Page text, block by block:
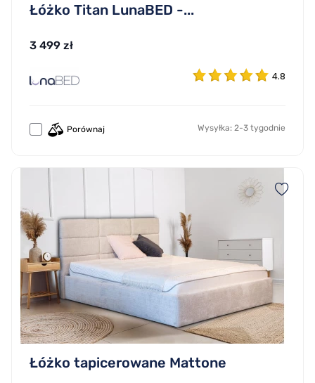
Łóżko Titan LunaBED -...
3 499 zł
4.8
Porównaj Wysyłka: 2-3 tygodnie
Łóżko tapicerowane Mattone